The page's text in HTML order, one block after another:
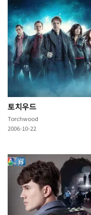
토치우드
Torchwood
2006-10-22